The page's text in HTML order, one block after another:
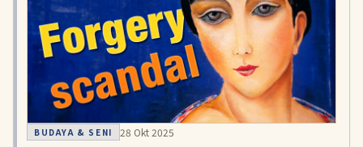
BUDAYA & SENI 28 Okt 2025